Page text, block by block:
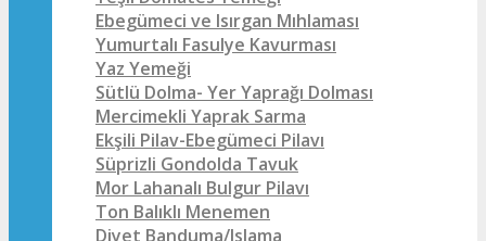
Ebegümeci ve Isırgan Mıhlaması
Yumurtalı Fasulye Kavurması
Yaz Yemeği
Sütlü Dolma- Yer Yaprağı Dolması
Mercimekli Yaprak Sarma
Ekşili Pilav-Ebegümeci Pilavı
Süprizli Gondolda Tavuk
Mor Lahanalı Bulgur Pilavı
Ton Balıklı Menemen
Diyet Banduma/Islama